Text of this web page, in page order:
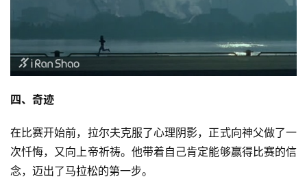
视
频
用
精
选
四、奇迹
在比赛开始前，拉尔夫克服了心理阴影，正式向神父做了一
次忏悔，又向上帝祈祷。他带着自己肯定能够赢得比赛的信
念，迈出了马拉松的第一步。